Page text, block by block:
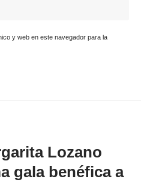
y web en este navegador para la
Lozano
gala benéfica a